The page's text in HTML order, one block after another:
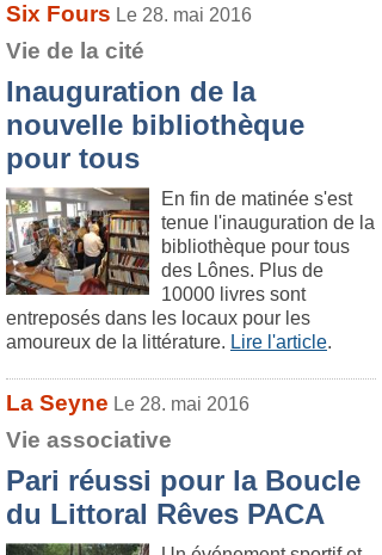
Six Fours Le 28. mai 2016
Vie de la cité
Inauguration de la
nouvelle bibliothèque
pour tous
En fin de matinée s'est
tenue l'inauguration de la
bibliothèque pour tous
des Lônes. Plus de
10000 livres sont
entreposés dans les locaux pour les
amoureux de la littérature. Lire l'article.
La Seyne Le 28. mai 2016
Vie associative
Pari réussi pour la Boucle
du Littoral Rêves PACA